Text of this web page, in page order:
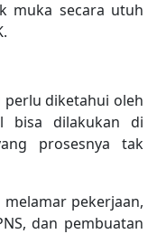
muka secara utuh
perlu diketahui oleh
bisa dilakukan di
prosesnya tak
pekerjaan,
dan pembuatan